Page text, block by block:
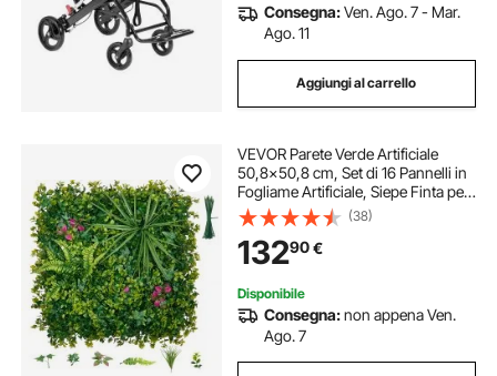
Consegna:Ven. Ago. 7 - Mar.
Ago. 11
Aggiungi al carrello
VEVOR Parete Verde Artificiale
50,8x50,8 cm, Set di 16 Pannelli in
Fogliame Artificiale, Siepe Finta per
Pareti e Recinzioni Decorative,
Schermo Frangivista per Privacy,
per Balcone Giardino Terrazzo
(38)
13290€
Disponibile
Consegna:non appena Ven.
Ago. 7